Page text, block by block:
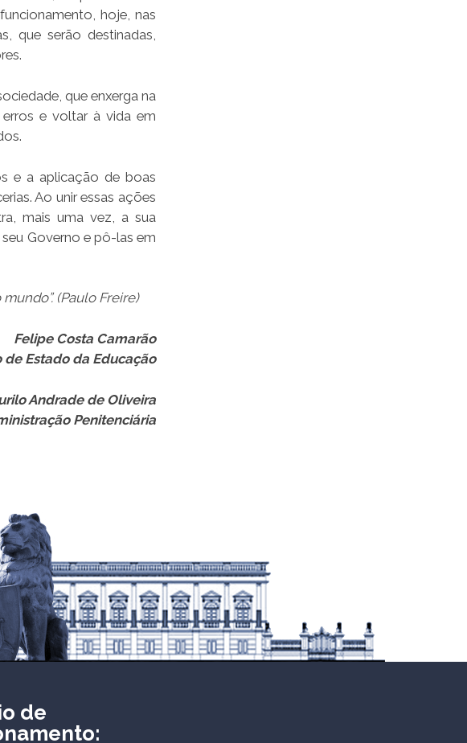
hoje, nas
que serão destinadas,
que enxerga na
e voltar à vida em
e a aplicação de boas
Ao unir essas ações
mais uma vez, a sua
Governo e pô-las em
(Paulo Freire)
Felipe Costa Camarão
de Estado da Educação
Andrade de Oliveira
Penitenciária
de